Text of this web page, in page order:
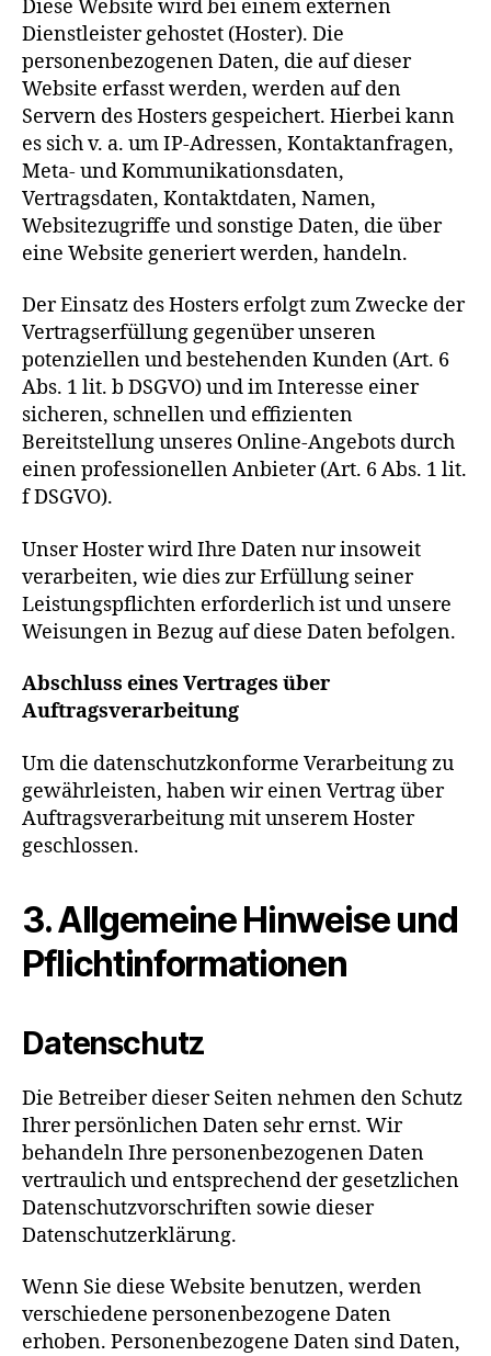
Diese Website wird bei einem externen
Dienstleister gehostet (Hoster). Die
personenbezogenen Daten, die auf dieser
Website erfasst werden, werden auf den
Servern des Hosters gespeichert. Hierbei kann
es sich v. a. um IP-Adressen, Kontaktanfragen,
Meta- und Kommunikationsdaten,
Vertragsdaten, Kontaktdaten, Namen,
Websitezugriffe und sonstige Daten, die über
eine Website generiert werden, handeln.
Der Einsatz des Hosters erfolgt zum Zwecke der
Vertragserfüllung gegenüber unseren
potenziellen und bestehenden Kunden (Art. 6
Abs. 1 lit. b DSGVO) und im Interesse einer
sicheren, schnellen und effizienten
Bereitstellung unseres Online-Angebots durch
einen professionellen Anbieter (Art. 6 Abs. 1 lit.
f DSGVO).
Unser Hoster wird Ihre Daten nur insoweit
verarbeiten, wie dies zur Erfüllung seiner
Leistungspflichten erforderlich ist und unsere
Weisungen in Bezug auf diese Daten befolgen.
Abschluss eines Vertrages über
Auftragsverarbeitung
Um die datenschutzkonforme Verarbeitung zu
gewährleisten, haben wir einen Vertrag über
Auftragsverarbeitung mit unserem Hoster
geschlossen.
3. Allgemeine Hinweise und
Pflicht­informationen
Datenschutz
Die Betreiber dieser Seiten nehmen den Schutz
Ihrer persönlichen Daten sehr ernst. Wir
behandeln Ihre personenbezogenen Daten
vertraulich und entsprechend der gesetzlichen
Datenschutzvorschriften sowie dieser
Datenschutzerklärung.
Wenn Sie diese Website benutzen, werden
verschiedene personenbezogene Daten
erhoben. Personenbezogene Daten sind Daten,